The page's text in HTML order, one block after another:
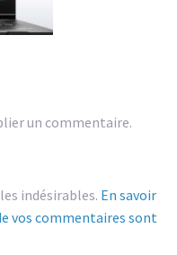
un commentaire.
indésirables. En savoir
vos commentaires sont